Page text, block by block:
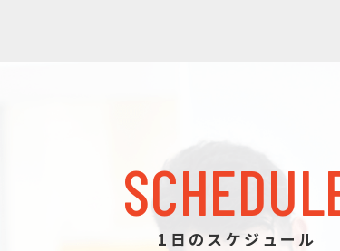
1日のスケジュール